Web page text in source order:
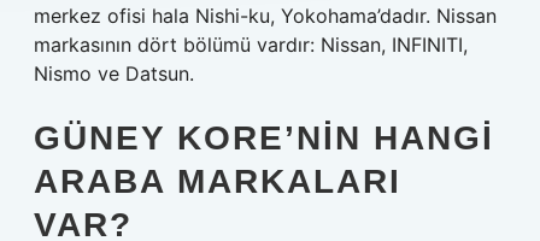
merkez ofisi hala Nishi-ku, Yokohama’dadır. Nissan
markasının dört bölümü vardır: Nissan, INFINITI,
Nismo ve Datsun.
GÜNEY KORE’NIN HANGI
ARABA MARKALARI
VAR?